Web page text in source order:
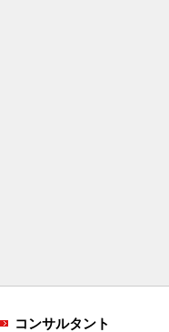
コンサルタント